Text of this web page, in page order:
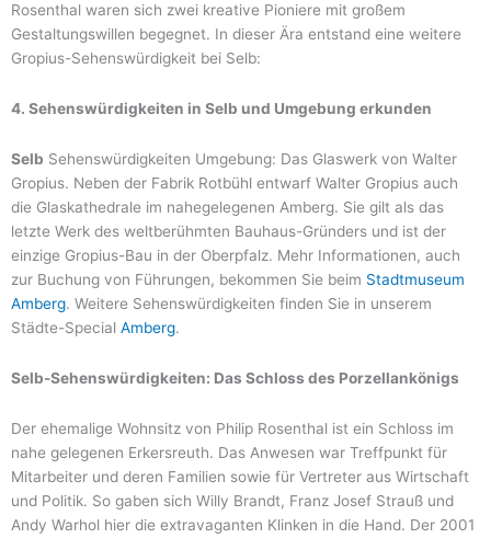
Rosenthal waren sich zwei kreative Pioniere mit großem
Gestaltungswillen begegnet. In dieser Ära entstand eine weitere
Gropius-Sehenswürdigkeit bei Selb:
4. Sehenswürdigkeiten in Selb und Umgebung erkunden
Selb Sehenswürdigkeiten Umgebung: Das Glaswerk von Walter
Gropius. Neben der Fabrik Rotbühl entwarf Walter Gropius auch
die Glaskathedrale im nahegelegenen Amberg. Sie gilt als das
letzte Werk des weltberühmten Bauhaus-Gründers und ist der
einzige Gropius-Bau in der Oberpfalz. Mehr Informationen, auch
zur Buchung von Führungen, bekommen Sie beim Stadtmuseum
Amberg. Weitere Sehenswürdigkeiten finden Sie in unserem
Städte-Special Amberg.
Selb-Sehenswürdigkeiten: Das Schloss des Porzellankönigs
Der ehemalige Wohnsitz von Philip Rosenthal ist ein Schloss im
nahe gelegenen Erkersreuth. Das Anwesen war Treffpunkt für
Mitarbeiter und deren Familien sowie für Vertreter aus Wirtschaft
und Politik. So gaben sich Willy Brandt, Franz Josef Strauß und
Andy Warhol hier die extravaganten Klinken in die Hand. Der 2001